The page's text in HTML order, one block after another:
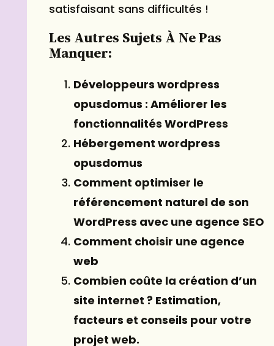
satisfaisant sans difficultés !
Les Autres Sujets À Ne Pas
Manquer:
Développeurs wordpress
opusdomus : Améliorer les
fonctionnalités WordPress
Hébergement wordpress
opusdomus
Comment optimiser le
référencement naturel de son
WordPress avec une agence SEO
Comment choisir une agence
web
Combien coûte la création d’un
site internet ? Estimation,
facteurs et conseils pour votre
projet web.